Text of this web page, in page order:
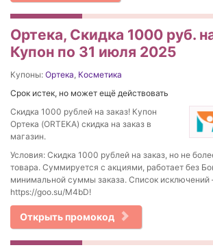
Ортека, Скидка 1000 руб.
Купон по 31 июля 2025
Купоны: Ортека Косметика
Срок истек, но может ещё действовать
Скидка 1000 рублей на заказ! Купон
Ортека (ORTEKA) скидка на заказ в
магазин.
Условия: Скидка 1000 рублей на заказ, но не
товара. Суммируется с акциями, работает без
минимальной суммы заказа. Список
https://goo.su/M4bD!
Открыть промокод